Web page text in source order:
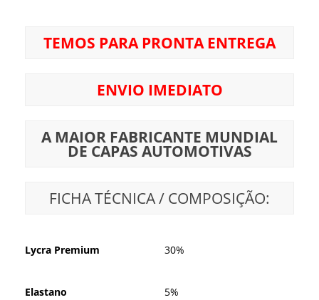
TEMOS PARA PRONTA ENTREGA
ENVIO IMEDIATO
A MAIOR FABRICANTE MUNDIAL
DE CAPAS AUTOMOTIVAS
FICHA TÉCNICA / COMPOSIÇÃO:
Lycra Premium 30%
Elastano 5%